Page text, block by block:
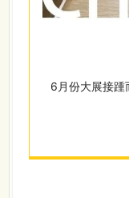
6月份大展接踵